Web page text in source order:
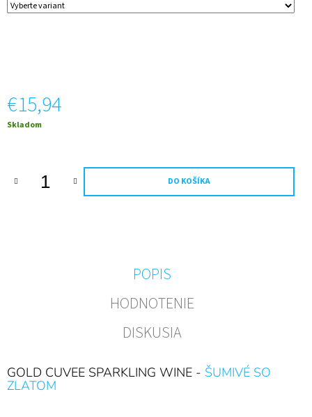
€15,94
Jednotková
Skladom
DO KOŠÍKA
POPIS
HODNOTENIE
DISKUSIA
GOLD CUVEE SPARKLING WINE - ŠUMIVÉ SO
ZLATOM
M
ZLATOM
-
VÁŠ
L
€15,94